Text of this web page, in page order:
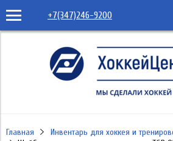
+7(347)246-9200
Главная Инвентарь для хоккея и